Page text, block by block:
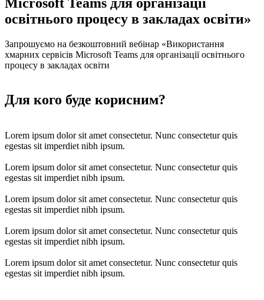
освітнього процесу в закладах освіти»
Запрошуємо на безкоштовний вебінар «Використання
хмарних сервісів Microsoft Teams для організації освітнього
процесу в закладах освіти
Для кого буде корисним?
Lorem ipsum dolor sit amet consectetur. Nunc consectetur quis
egestas sit imperdiet nibh ipsum.
Lorem ipsum dolor sit amet consectetur. Nunc consectetur quis
egestas sit imperdiet nibh ipsum.
Lorem ipsum dolor sit amet consectetur. Nunc consectetur quis
egestas sit imperdiet nibh ipsum.
Lorem ipsum dolor sit amet consectetur. Nunc consectetur quis
egestas sit imperdiet nibh ipsum.
Lorem ipsum dolor sit amet consectetur. Nunc consectetur quis
egestas sit imperdiet nibh ipsum.